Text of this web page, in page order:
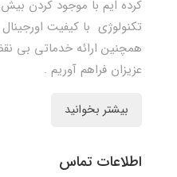
تکنولوژی با کیفیت
همچنین ارائه خدماتی بی
عزیزان فراهم آوریم .
بیشتر بخوانید
اطلاعات تماس